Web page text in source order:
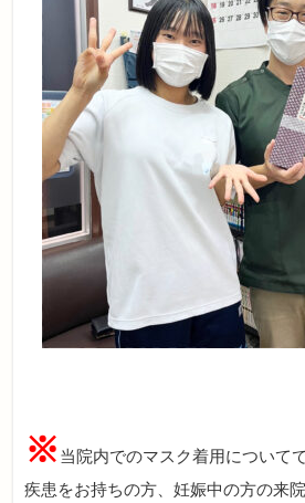
※ 当院内でのマスク着用について
疾患をお持ちの方、妊娠中の方の来